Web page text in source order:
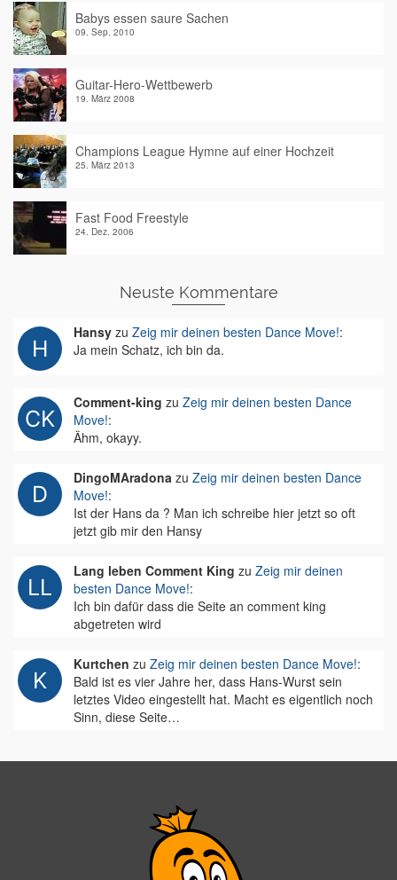
Babys essen saure Sachen
09. Sep. 2010
Guitar-Hero-Wettbewerb
19. März 2008
Champions League Hymne auf einer Hochzeit
25. März 2013
Fast Food Freestyle
24. Dez. 2006
Neuste Kommentare
Hansy zu Zeig mir deinen besten Dance Move!:
Ja mein Schatz, ich bin da.
Comment-king zu Zeig mir deinen besten Dance
Move!:
Ähm, okayy.
DingoMAradona zu Zeig mir deinen besten Dance
Move!:
Ist der Hans da ? Man ich schreibe hier jetzt so oft
jetzt gib mir den Hansy
Lang leben Comment King zu Zeig mir deinen
besten Dance Move!:
Ich bin dafür dass die Seite an comment king
abgetreten wird
Kurtchen zu Zeig mir deinen besten Dance Move!:
Bald ist es vier Jahre her, dass Hans-Wurst sein
letztes Video eingestellt hat. Macht es eigentlich noch
Sinn, diese Seite…